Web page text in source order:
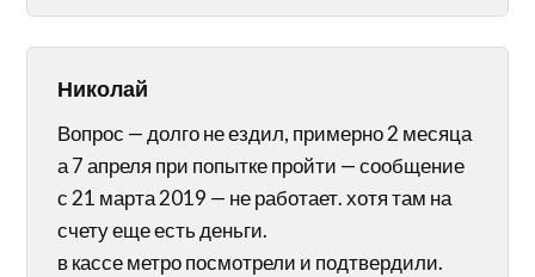
Николай
Вопрос — долго не ездил, примерно 2 месяца
а 7 апреля при попытке пройти — сообщение
с 21 марта 2019 — не работает. хотя там на
счету еще есть деньги.
в кассе метро посмотрели и подтвердили.